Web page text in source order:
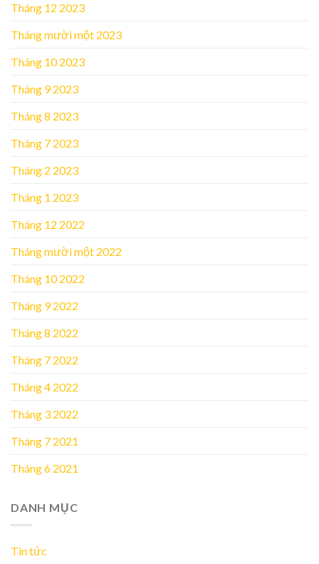
Tháng 12 2023
Tháng mười một 2023
Tháng 10 2023
Tháng 9 2023
Tháng 8 2023
Tháng 7 2023
Tháng 2 2023
Tháng 1 2023
Tháng 12 2022
Tháng mười một 2022
Tháng 10 2022
Tháng 9 2022
Tháng 8 2022
Tháng 7 2022
Tháng 4 2022
Tháng 3 2022
Tháng 7 2021
Tháng 6 2021
DANH MỤC
Tin tức